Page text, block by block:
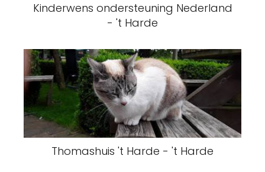
Kinderwens ondersteuning Nederland
- 't Harde
Thomashuis 't Harde - 't Harde